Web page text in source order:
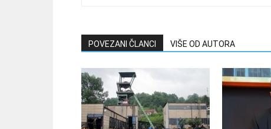
POVEZANI ČLANCI VIŠE OD AUTORA